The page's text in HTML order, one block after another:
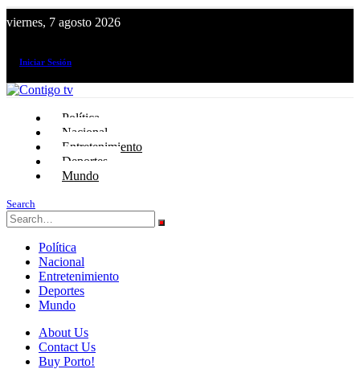
viernes, 7 agosto 2026
Iniciar Sesión
Política
Nacional
Entretenimiento
Deportes
Mundo
Search
Política
Nacional
Entretenimiento
Deportes
Mundo
About Us
Contact Us
Buy Porto!